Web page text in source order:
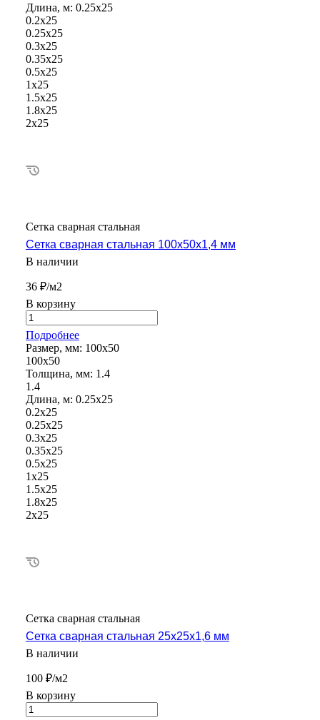
Длина, м: 0.25х25
0.2х25
0.25х25
0.3х25
0.35х25
0.5х25
1х25
1.5х25
1.8х25
2х25
Сетка сварная стальная
Сетка сварная стальная 100х50х1,4 мм
В наличии
36 ₽/м2
В корзину
Подробнее
Размер, мм: 100х50
100х50
Толщина, мм: 1.4
1.4
Длина, м: 0.25х25
0.2х25
0.25х25
0.3х25
0.35х25
0.5х25
1х25
1.5х25
1.8х25
2х25
Сетка сварная стальная
Сетка сварная стальная 25х25х1,6 мм
В наличии
100 ₽/м2
В корзину